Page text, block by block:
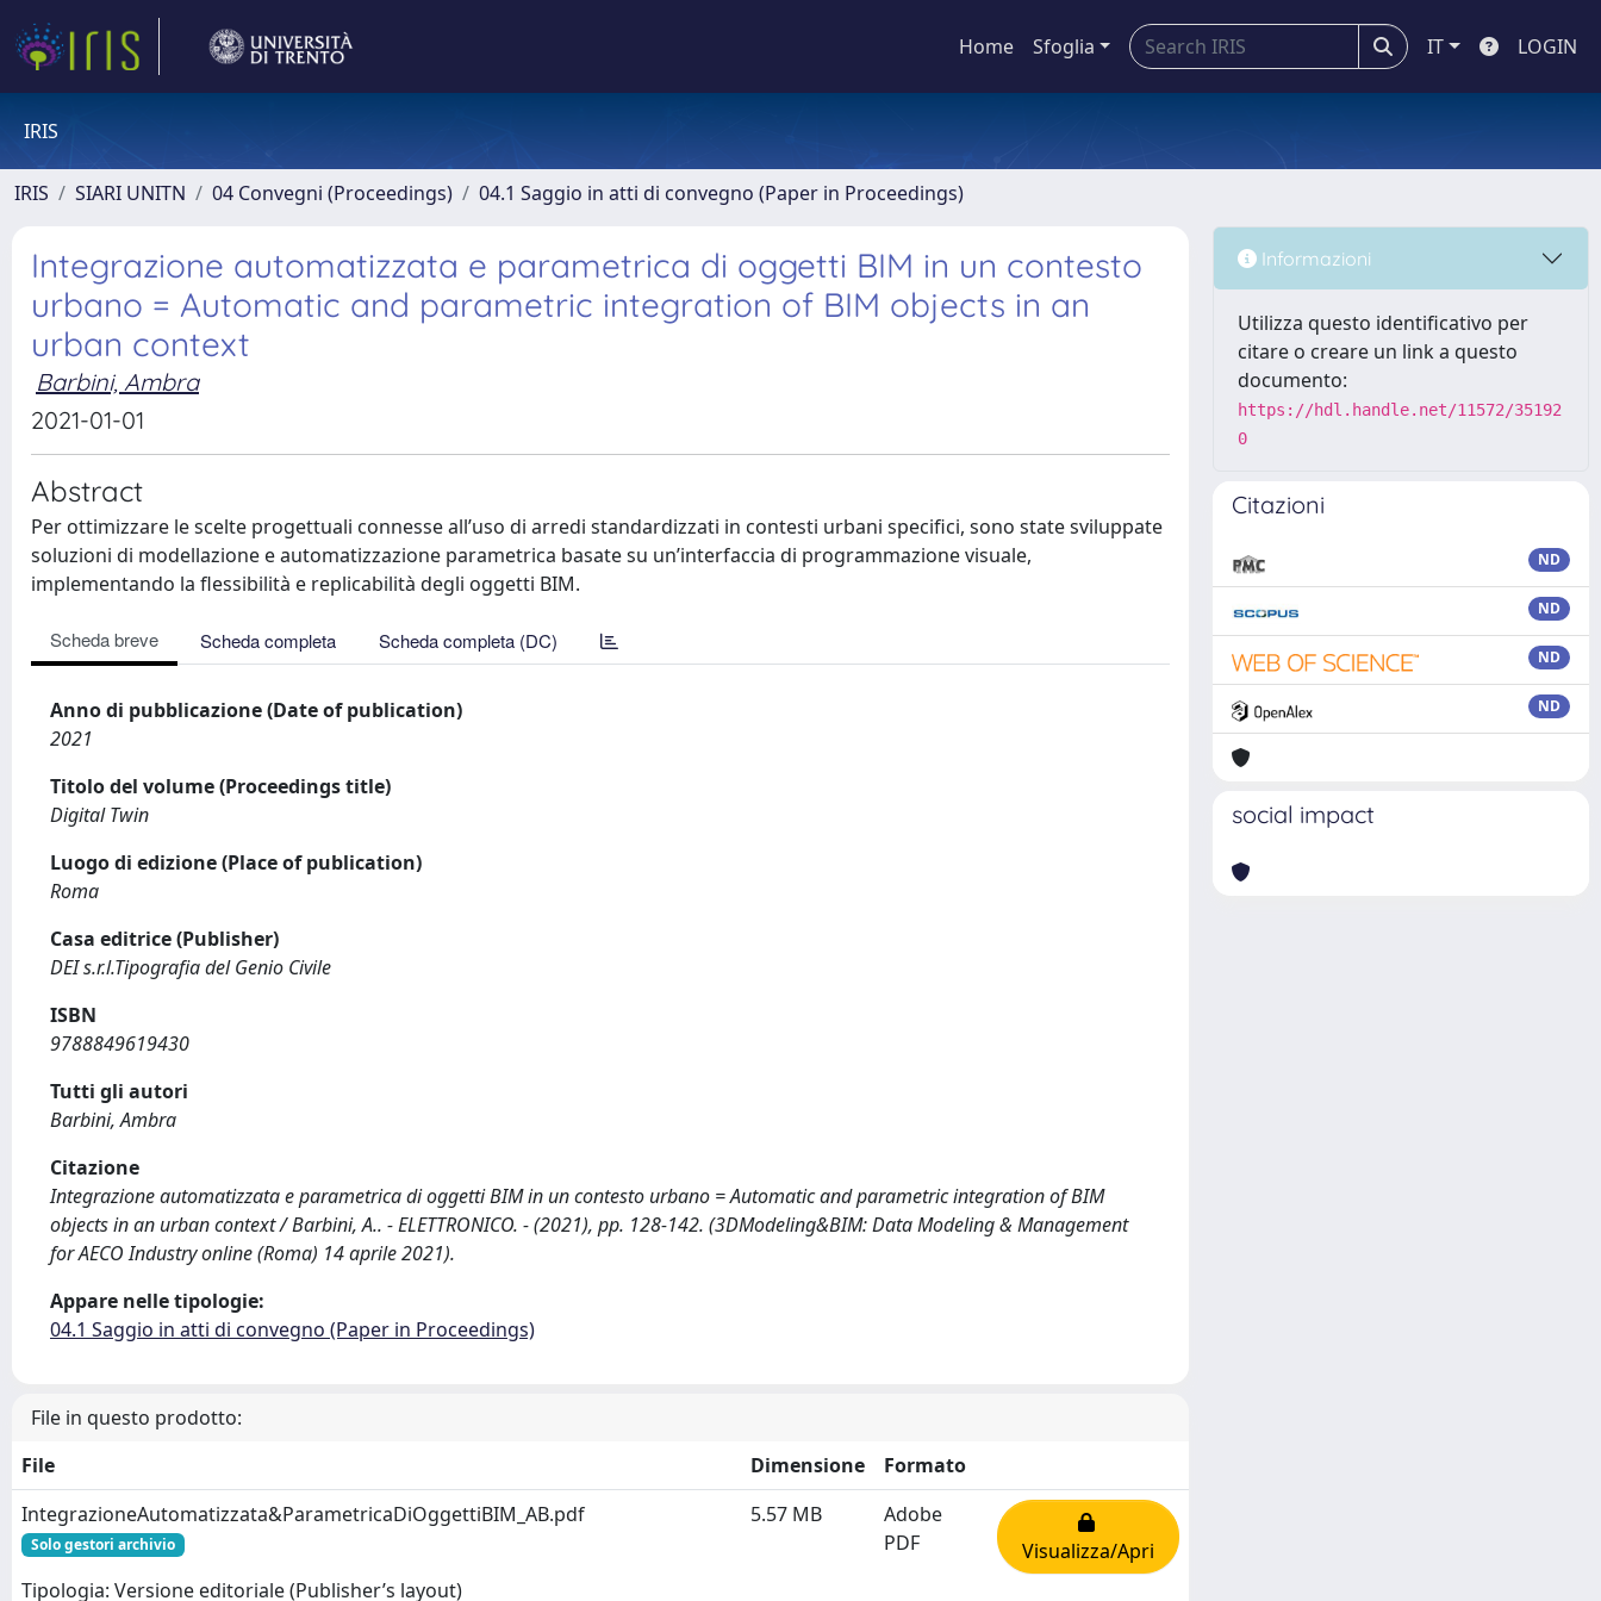
Home Sfoglia IT LOGIN
IRIS
IRIS SIARI UNITN 04 Convegni (Proceedings) 04.1 Saggio in atti di convegno (Paper in Proceedings)
Integrazione automatizzata e parametrica di oggetti BIM in un contesto
urbano = Automatic and parametric integration of BIM objects in an
urban context
Barbini, Ambra
2021-01-01
Abstract
Per ottimizzare le scelte progettuali connesse all’uso di arredi standardizzati in contesti urbani specifici, sono state sviluppate
soluzioni di modellazione e automatizzazione parametrica basate su un’interfaccia di programmazione visuale,
implementando la flessibilità e replicabilità degli oggetti BIM.
Scheda breve Scheda completa Scheda completa (DC)
Anno di pubblicazione (Date of publication)
2021
Titolo del volume (Proceedings title)
Digital Twin
Luogo di edizione (Place of publication)
Roma
Casa editrice (Publisher)
DEI s.r.l.Tipografia del Genio Civile
ISBN
9788849619430
Tutti gli autori
Barbini, Ambra
Citazione
Integrazione automatizzata e parametrica di oggetti BIM in un contesto urbano = Automatic and parametric integration of BIM
objects in an urban context / Barbini, A.. - ELETTRONICO. - (2021), pp. 128-142. (3DModeling&BIM: Data Modeling & Management
for AECO Industry online (Roma) 14 aprile 2021).
Appare nelle tipologie:
04.1 Saggio in atti di convegno (Paper in Proceedings)
File in questo prodotto:
File
Dimensione
Formato
IntegrazioneAutomatizzata&ParametricaDiOggettiBIM_AB.pdf
Solo gestori archivio
Tipologia: Versione editoriale (Publisher’s layout)
5.57 MB
Adobe
PDF
Visualizza/Apri
Informazioni
Utilizza questo identificativo per
citare o creare un link a questo
documento:
https://hdl.handle.net/11572/35192
0
Citazioni
ND
ND
ND
ND
social impact